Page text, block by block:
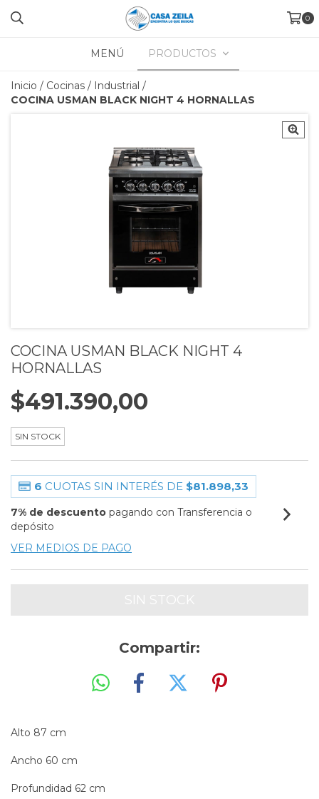
0
MENÚ PRODUCTOS
Inicio / Cocinas / Industrial /
COCINA USMAN BLACK NIGHT 4 HORNALLAS
COCINA USMAN BLACK NIGHT 4
HORNALLAS
$491.390,00
SIN STOCK
6 CUOTAS SIN INTERÉS DE $81.898,33
7% de descuento pagando con Transferencia o
depósito
VER MEDIOS DE PAGO
Compartir:
Alto 87 cm
Ancho 60 cm
Profundidad 62 cm